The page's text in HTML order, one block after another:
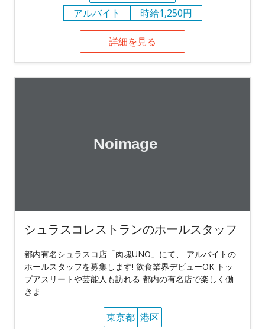
アルバイト
時給1,250円
詳細を見る
シュラスコレストランのホールスタッフ
都内有名シュラスコ店「肉塊UNO」にて、 アルバイトの
ホールスタッフを募集します! 飲食業界デビューOK トッ
プアスリートや芸能人も訪れる 都内の有名店で楽しく働
きま
東京都 港区